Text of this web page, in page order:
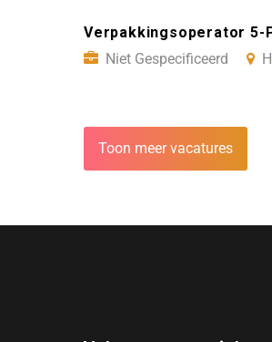
Verpakkingsoperator 5-
Niet Gespecificeerd
Toon meer vacatures